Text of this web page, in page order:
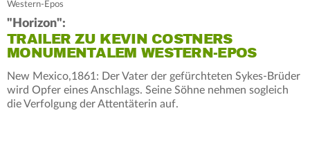
Western-Epos
"Horizon":
TRAILER ZU KEVIN COSTNERS
MONUMENTALEM WESTERN-EPOS
New Mexico,1861: Der Vater der gefürchteten Sykes-Brüder
wird Opfer eines Anschlags. Seine Söhne nehmen sogleich
die Verfolgung der Attentäterin auf.